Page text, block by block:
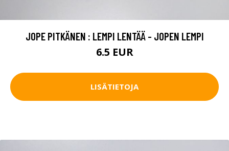
JOPE PITKÄNEN : LEMPI LENTÄÄ - JOPEN LEMPI
6.5 EUR
LISÄTIETOJA